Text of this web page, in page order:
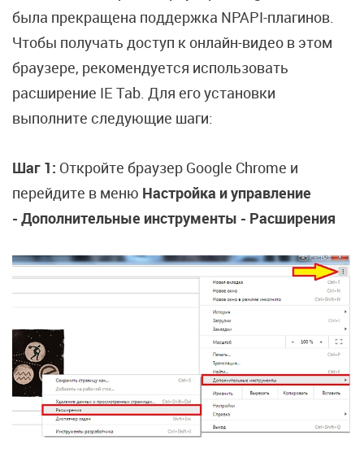
была прекращена поддержка NPAPI-плагинов.
Чтобы получать доступ к онлайн-видео в этом
браузере, рекомендуется использовать
расширение IE Tab. Для его установки
выполните следующие шаги:
Шаг 1: Откройте браузер Google Chrome и
перейдите в меню Настройка и управление
- Дополнительные инструменты - Расширения